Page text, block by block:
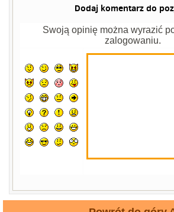
Dodaj komentarz do
Swoją opinię można wyrazić
zalogowaniu.